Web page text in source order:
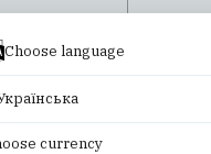
Всі товари завантажені
Choose language
currency